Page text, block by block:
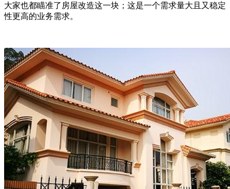
大家也都瞄准了房屋改造这一块；这是一个需求量大且又稳定
性更高的业务需求。